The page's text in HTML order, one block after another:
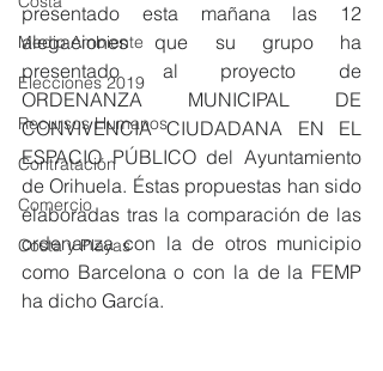
Medio Ambiente
Elecciones 2019
Recursos Humanos
Contratación
Comercio
Costa y Playas
presentado esta mañana las 12
alegaciones que su grupo ha
presentado al proyecto de
ORDENANZA MUNICIPAL DE
CONVIVENCIA CIUDADANA EN EL
ESPACIO PÚBLICO del Ayuntamiento
de Orihuela. Éstas propuestas han sido
elaboradas tras la comparación de las
ordenanza con la de otros municipio
como Barcelona o con la de la FEMP
ha dicho García.